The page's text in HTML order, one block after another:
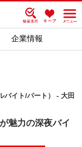
企業情報
イト/パート） - 大田
魅力の深夜バイ